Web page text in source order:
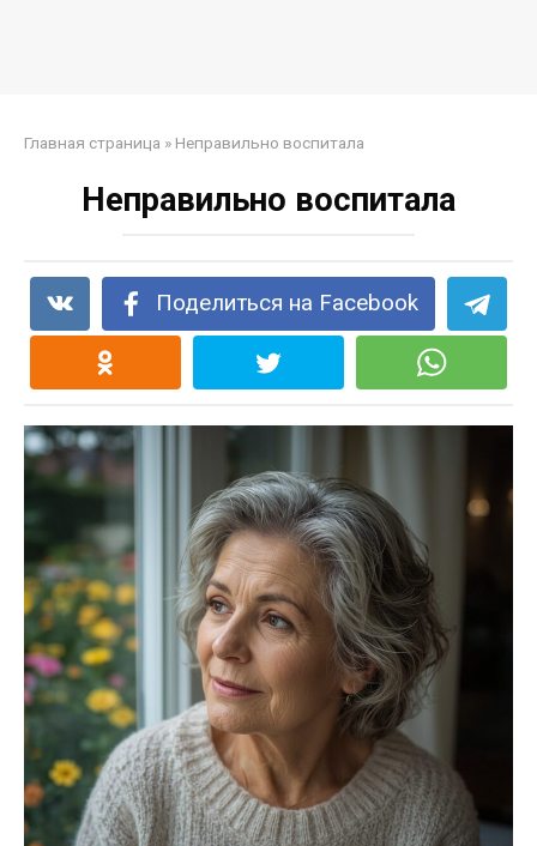
Главная страница » Неправильно воспитала
Неправильно воспитала
Поделиться на Facebook